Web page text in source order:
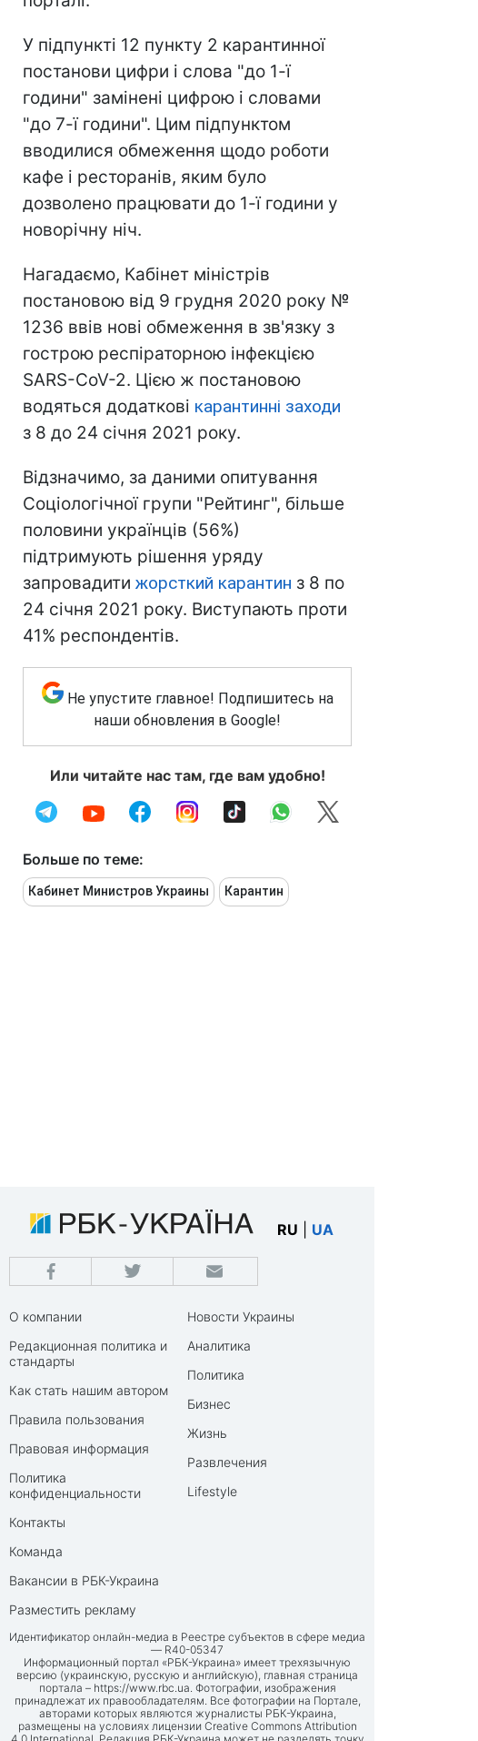
У підпункті 12 пункту 2 карантинної
постанови цифри і слова "до 1-ї
години" замінені цифрою і словами
"до 7-ї години". Цим підпунктом
вводилися обмеження щодо роботи
кафе і ресторанів, яким було
дозволено працювати до 1-ї години у
новорічну ніч.
Нагадаємо, Кабінет міністрів
постановою від 9 грудня 2020 року №
1236 ввів нові обмеження в зв'язку з
гострою респіраторною інфекцією
SARS-CoV-2. Цією ж постановою
водяться додаткові карантинні заходи
з 8 до 24 січня 2021 року.
Відзначимо, за даними опитування
Соціологічної групи "Рейтинг", більше
половини українців (56%)
підтримують рішення уряду
запровадити жорсткий карантин з 8 по
24 січня 2021 року. Виступають проти
41% респондентів.
Не упустите главное! Подпишитесь на
наши обновления в Google!
Или читайте нас там, где вам удобно!
Больше по теме:
Кабинет Министров Украины Карантин
RU UA
О компании
Редакционная политика и
стандарты
Как стать нашим автором
Правила пользования
Правовая информация
Политика
конфиденциальности
Контакты
Команда
Вакансии в РБК-Украина
Разместить рекламу
Новости Украины
Аналитика
Политика
Бизнес
Жизнь
Развлечения
Lifestyle
Идентификатор онлайн-медиа в Реестре субъектов в сфере медиа
— R40-05347
Информационный портал «РБК-Украина» имеет трехязычную
версию (украинскую, русскую и английскую), главная страница
портала – https://www.rbc.ua. Фотографии, изображения
принадлежат их правообладателям. Все фотографии на Портале,
авторами которых являются журналисты РБК-Украина,
размещены на условиях лицензии Creative Commons Attribution